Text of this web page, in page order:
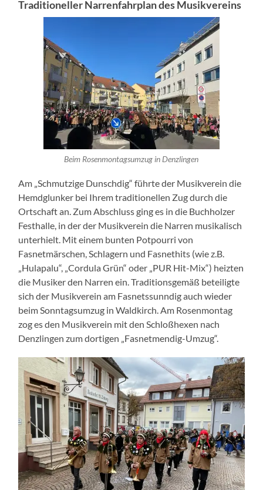
Traditioneller Narrenfahrplan des Musikvereins
Beim Rosenmontagsumzug in Denzlingen
Am „Schmutzige Dunschdig“ führte der Musikverein die
Hemdglunker bei Ihrem traditionellen Zug durch die
Ortschaft an. Zum Abschluss ging es in die Buchholzer
Festhalle, in der der Musikverein die Narren musikalisch
unterhielt. Mit einem bunten Potpourri von
Fasnetmärschen, Schlagern und Fasnethits (wie z.B.
„Hulapalu“, „Cordula Grün“ oder „PUR Hit-Mix“) heizten
die Musiker den Narren ein. Traditionsgemäß beteiligte
sich der Musikverein am Fasnetssunndig auch wieder
beim Sonntagsumzug in Waldkirch. Am Rosenmontag
zog es den Musikverein mit den Schloßhexen nach
Denzlingen zum dortigen „Fasnetmendig-Umzug“.